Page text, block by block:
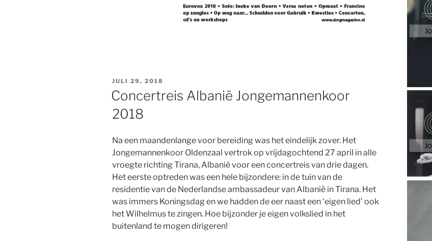
GEPLAATST
JULI 29, 2018
Concertreis Albanië Jongemannenkoor
2018
Na een maandenlange voor bereiding was het eindelijk zover. Het
Jongemannenkoor Oldenzaal vertrok op vrijdagochtend 27 april in alle
vroegte richting Tirana, Albanië voor een concertreis van drie dagen.
Het eerste optreden was een hele bijzondere: in de tuin van de
residentie van de Nederlandse ambassadeur van Albanië in Tirana. Het
was immers Koningsdag en we hadden de eer naast een ‘eigen lied’ ook
het Wilhelmus te zingen. Hoe bijzonder je eigen volkslied in het
buitenland te mogen dirigeren!